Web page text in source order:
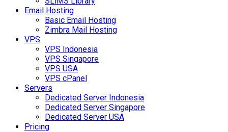
Email Hosting
Basic Email Hosting
Zimbra Mail Hosting
VPS
VPS Indonesia
VPS Singapore
VPS USA
VPS cPanel
Servers
Dedicated Server Indonesia
Dedicated Server Singapore
Dedicated Server USA
Pricing